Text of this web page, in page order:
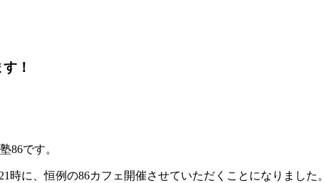
！
86です。
時に、恒例の86カフェ開催させていただくことになりました。